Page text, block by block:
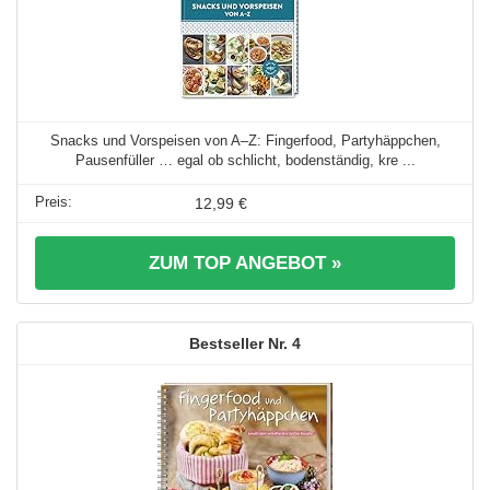
Snacks und Vorspeisen von A–Z: Fingerfood, Partyhäppchen,
Pausenfüller … egal ob schlicht, bodenständig, kre ...
12,99 €
ZUM TOP ANGEBOT »
4